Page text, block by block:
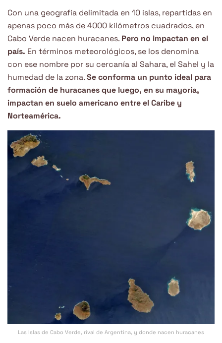
Con una geografía delimitada en 10 islas, repartidas en
apenas poco más de 4000 kilómetros cuadrados, en
Cabo Verde nacen huracanes. Pero no impactan en el
país. En términos meteorológicos, se los denomina
con ese nombre por su cercanía al Sahara, el Sahel y la
humedad de la zona.Se conforma un punto ideal para
formación de huracanes que luego, en su mayoría,
impactan en suelo americano entre el Caribe y
Norteamérica.
Las Islas de Cabo Verde, rival de Argentina, y donde nacen huracanes